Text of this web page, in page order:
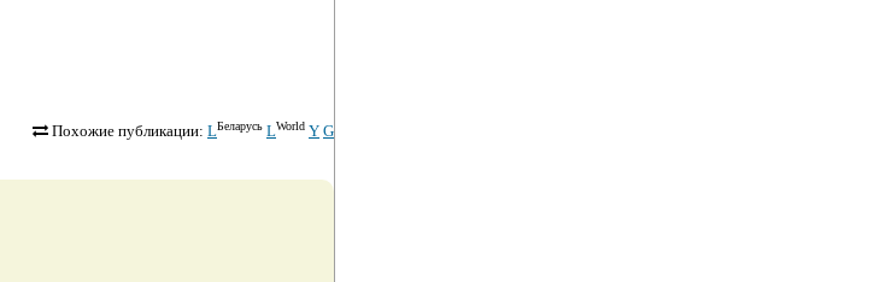
Похожие публикации: LБеларусь LWorld Y G